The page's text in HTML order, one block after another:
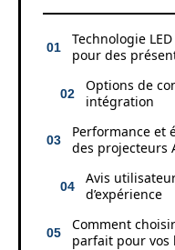
Technologie
pour des
Options de
intégration
Performance et
des projecteurs
Avis
d’expérience
Comment
parfait pour vos